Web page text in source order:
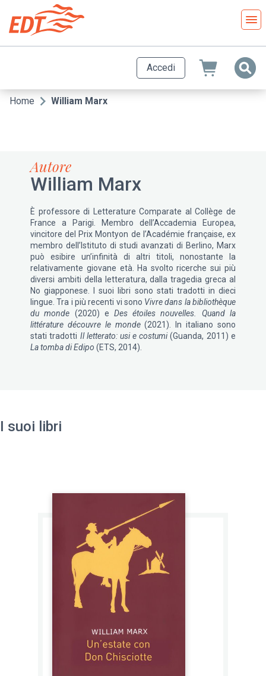
contenuto
principale
Accedi
Briciole
Home William Marx
Autore
William Marx
È professore di Letterature Comparate al Collège de
France a Parigi. Membro dell’Accademia Europea,
vincitore del Prix Montyon de l’Académie française, ex
membro dell’Istituto di studi avanzati di Berlino, Marx
può esibire un’infinità di altri titoli, nonostante la
relativamente giovane età. Ha svolto ricerche sui più
diversi ambiti della letteratura, dalla tragedia greca al
No giapponese. I suoi libri sono stati tradotti in dieci
lingue. Tra i più recenti vi sono Vivre dans la bibliothèque
du monde (2020) eDes étoiles nouvelles. Quand la
littérature découvre le monde(2021). In italiano sono
stati tradotti Il letterato: usi e costumi(Guanda, 2011) e
La tomba di Edipo (ETS, 2014).
I suoi libri